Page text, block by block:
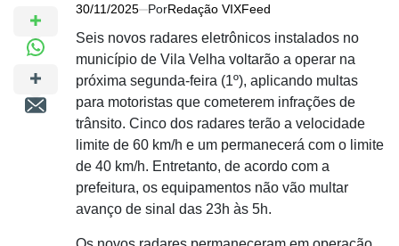
30/11/2025 PorRedação VIXFeed
Seis novos radares eletrônicos instalados no
município de Vila Velha voltarão a operar na
próxima segunda-feira (1º), aplicando multas
para motoristas que cometerem infrações de
trânsito. Cinco dos radares terão a velocidade
limite de 60 km/h e um permanecerá com o limite
de 40 km/h. Entretanto, de acordo com a
prefeitura, os equipamentos não vão multar
avanço de sinal das 23h às 5h.